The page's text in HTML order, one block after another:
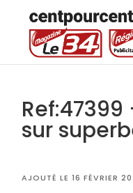
Ref:47399
sur
AJOUTÉ LE 16 FÉVRIER